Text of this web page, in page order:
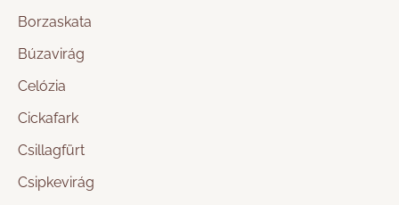
Borzaskata
Búzavirág
Celózia
Cickafark
Csillagfürt
Csipkevirág